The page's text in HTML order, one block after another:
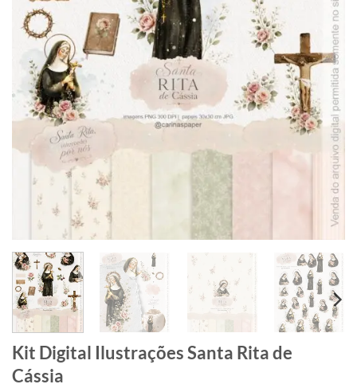
Kit Digital Ilustrações Santa Rita de
Cássia